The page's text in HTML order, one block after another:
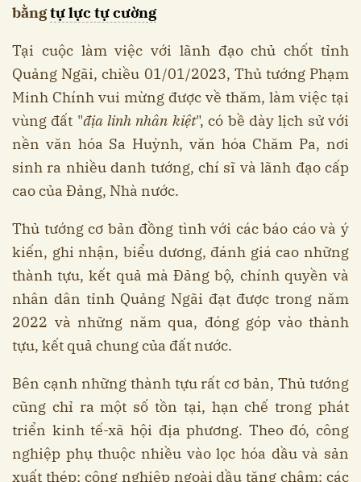
bằngtự lực tự cường
Tại cuộc làm việc với lãnh đạo chủ chốt tỉnh
Quảng Ngãi, chiều 01/01/2023, Thủ tướng Phạm
Minh Chính vui mừng được về thăm, làm việc tại
vùng đất "địa linh nhân kiệt", có bề dày lịch sử với
nền văn hóa Sa Huỳnh, văn hóa Chăm Pa, nơi
sinh ra nhiều danh tướng, chí sĩ và lãnh đạo cấp
cao của Đảng, Nhà nước.
Thủ tướng cơ bản đồng tình với các báo cáo và ý
kiến, ghi nhận, biểu dương, đánh giá cao những
thành tựu, kết quả mà Đảng bộ, chính quyền và
nhân dân tỉnh Quảng Ngãi đạt được trong năm
2022 và những năm qua, đóng góp vào thành
tựu, kết quả chung của đất nước.
Bên cạnh những thành tựu rất cơ bản, Thủ tướng
cũng chỉ ra một số tồn tại, hạn chế trong phát
triển kinh tế-xã hội địa phương. Theo đó, công
nghiệp phụ thuộc nhiều vào lọc hóa dầu và sản
xuất thép; công nghiệp ngoài dầu tăng chậm; các